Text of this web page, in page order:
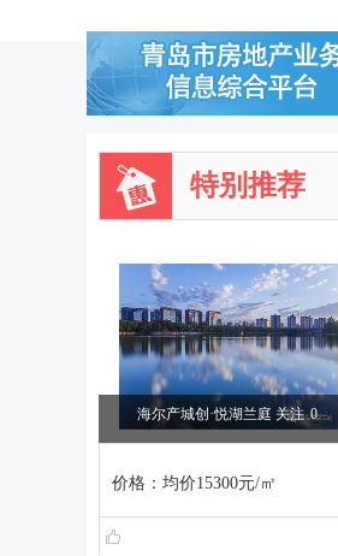
特别推荐
海尔产城创·悦湖兰庭 关注 0
价格：均价15300元/㎡